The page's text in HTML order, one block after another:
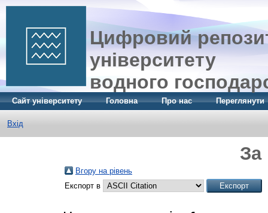
Цифровий
університету
водного
Сайт університету Головна Про нас Переглянути
Вхід
Вгору на рівень
Експорт в